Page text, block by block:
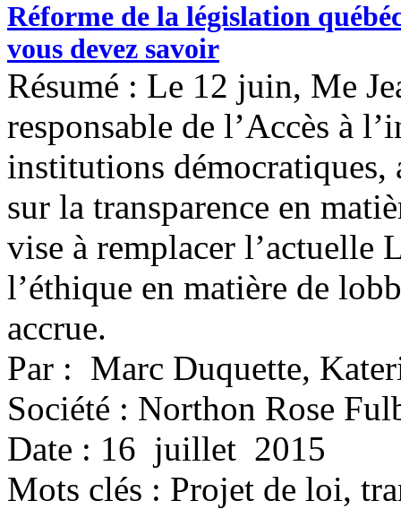
Réforme de la législation
vous devez savoir
Résumé : Le 12 juin, Me
responsable de l’Accès à
institutions démocratiques,
sur la transparence en
vise à remplacer l’actuelle
l’éthique en matière de
accrue.
Par : Marc Duquette,
Société : Northon Rose
Date : 16 juillet 2015
Mots clés : Projet de loi,